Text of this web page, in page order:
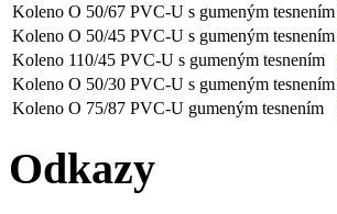
Koleno O 50/67 PVC-U s gumeným tesnením
Koleno O 50/45 PVC-U s gumeným tesnením
Koleno 110/45 PVC-U s gumeným tesnením
Koleno O 50/30 PVC-U s gumeným tesnením
Koleno O 75/87 PVC-U gumeným tesnením
Odkazy